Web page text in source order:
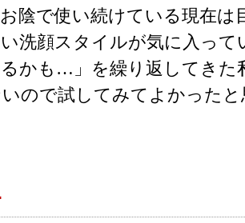
陰で使い続けている現在は
洗顔スタイルが気に入って
るかも…」を繰り返してき
ので試してみてよかった